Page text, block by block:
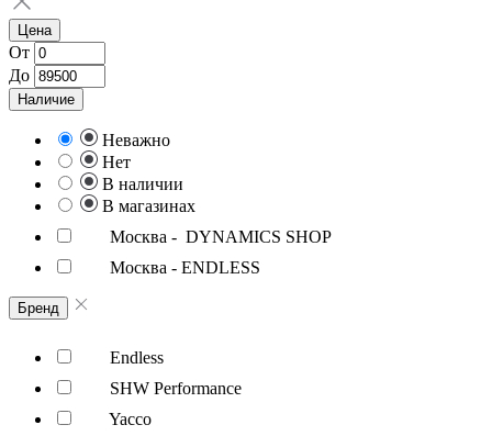
Цена
От
До
Наличие
Неважно
Нет
В наличии
В магазинах
Москва - DYNAMICS SHOP
Москва - ENDLESS
Бренд
Endless
SHW Performance
Yacco